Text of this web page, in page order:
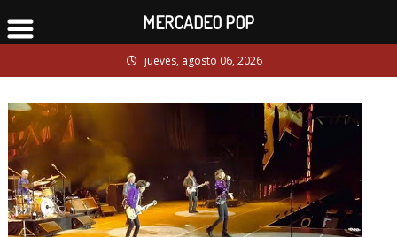
to
jueves, agosto 06, 2026
MERCADEO POP